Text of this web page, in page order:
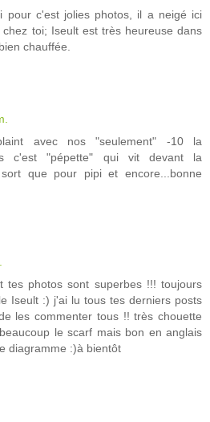
pour c'est jolies photos, il a neigé ici
toi; Iseult est très heureuse dans
chauffée.
avec nos "seulement" -10 la
c'est "pépette" qui vit devant la
que pour pipi et encore...bonne
tes photos sont superbes !!! toujours
Iseult :) j'ai lu tous tes derniers posts
les commenter tous !! très chouette
le scarf mais bon en anglais
diagramme :)à bientôt